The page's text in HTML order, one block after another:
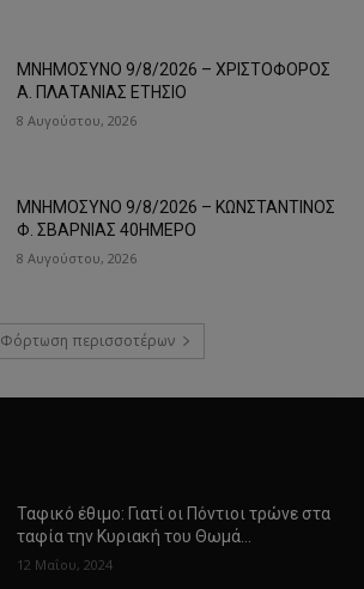
ΜΝΗΜΟΣΥΝΟ 9/8/2026 – ΧΡΙΣΤΟΦΟΡΟΣ
Α. ΠΛΑΤΑΝΙΑΣ ΕΤΗΣΙΟ
8 Αυγούστου, 2026
ΜΝΗΜΟΣΥΝΟ 9/8/2026 – ΚΩΝΣΤΑΝΤΙΝΟΣ
Φ. ΣΒΑΡΝΙΑΣ 40ΗΜΕΡΟ
8 Αυγούστου, 2026
Φόρτωση περισσοτέρων
Ταφικό έθιμο: Γιατί οι Πόντιοι τρώνε στα
ταφία την Κυριακή του Θωμά…
12 Μαΐου, 2024